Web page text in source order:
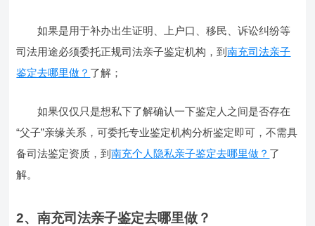
如果是用于补办出生证明、上户口、移民、诉讼纠纷等
司法用途必须委托正规司法亲子鉴定机构，到南充司法亲子
鉴定去哪里做？ 了解；
如果仅仅只是想私下了解确认一下鉴定人之间是否存在
“父子”亲缘关系，可委托专业鉴定机构分析鉴定即可，不需具
备司法鉴定资质，到南充个人隐私亲子鉴定去哪里做？ 了
解。
2、南充司法亲子鉴定去哪里做？